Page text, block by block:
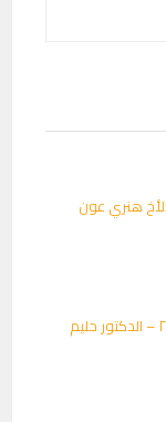
خدمة الكنيسة البث مباشر ليوم الأحد ١٩ يوليو ٢٠٢٦ – الدكتور حليم